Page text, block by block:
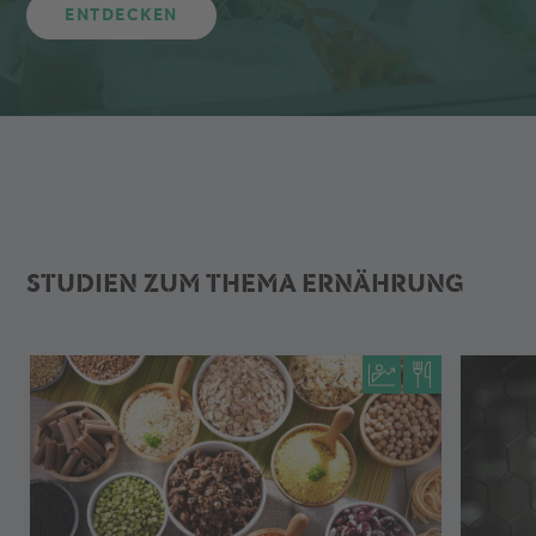
ENTDECKEN
STUDIEN ZUM THEMA ERNÄHRUNG